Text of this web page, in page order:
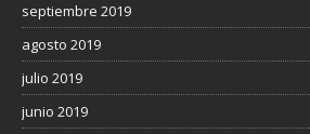
septiembre 2019
agosto 2019
julio 2019
junio 2019